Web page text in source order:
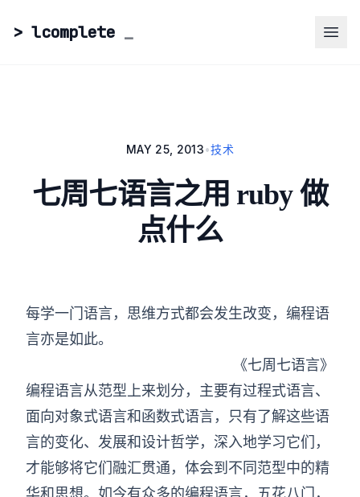
> lcomplete _
MAY 25, 2013•技术
七周七语言之用 ruby 做
点什么
每学一门语言，思维方式都会发生改变，编程语
言亦是如此。
《七周七语言》
编程语言从范型上来划分，主要有过程式语言、
面向对象式语言和函数式语言，只有了解这些语
言的变化、发展和设计哲学，深入地学习它们，
才能够将它们融汇贯通，体会到不同范型中的精
华和思想。如今有众多的编程语言，五花八门，